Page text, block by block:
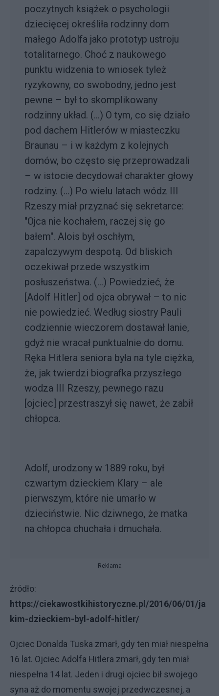
poczytnych książek o psychologii
dziecięcej określiła rodzinny dom
małego Adolfa jako prototyp ustroju
totalitarnego. Choć z naukowego
punktu widzenia to wniosek tyleż
ryzykowny, co swobodny, jedno jest
pewne – był to skomplikowany
rodzinny układ. (...) O tym, co się działo
pod dachem Hitlerów w miasteczku
Braunau – i w każdym z kolejnych
domów, bo często się przeprowadzali
– w istocie decydował charakter głowy
rodziny. (...) Po wielu latach wódz III
Rzeszy miał przyznać się sekretarce:
"Ojca nie kochałem, raczej się go
bałem". Alois był oschłym,
zapalczywym despotą. Od bliskich
oczekiwał przede wszystkim
posłuszeństwa. (...) Powiedzieć, że
[Adolf Hitler] od ojca obrywał – to nic
nie powiedzieć. Według siostry Pauli
codziennie wieczorem dostawał lanie,
gdyż nie wracał punktualnie do domu.
Ręka Hitlera seniora była na tyle ciężka,
że, jak twierdzi biografka przyszłego
wodza III Rzeszy, pewnego razu
[ojciec] przestraszył się nawet, że zabił
chłopca.
Adolf, urodzony w 1889 roku, był
czwartym dzieckiem Klary – ale
pierwszym, które nie umarło w
dzieciństwie. Nic dziwnego, że matka
na chłopca chuchała i dmuchała.
Reklama
źródło:
https://ciekawostkihistoryczne.pl/2016/06/01/ja
kim-dzieckiem-byl-adolf-hitler/
Ojciec Donalda Tuska zmarł, gdy ten miał niespełna
16 lat. Ojciec Adolfa Hitlera zmarł, gdy ten miał
niespełna 14 lat. Jeden i drugi ojciec bił swojego
syna aż do momentu swojej przedwczesnej, a